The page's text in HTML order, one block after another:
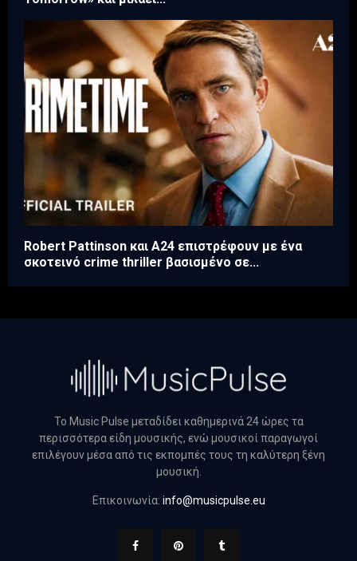
Robert Pattinson και A24 επιστρέφουν με ένα
σκοτεινό crime thriller βασισμένο σε...
Το Music Pulse μεταδίδει καθημερινά 24 ώρες τα
περισσότερα είδη μουσικής, ενώ μουσικοί παραγωγοί
επιλέγουν μέσα από τις εκπομπές τους τη καλύτερη ξένη
μουσική.
Επικοινωνία: info@musicpulse.eu